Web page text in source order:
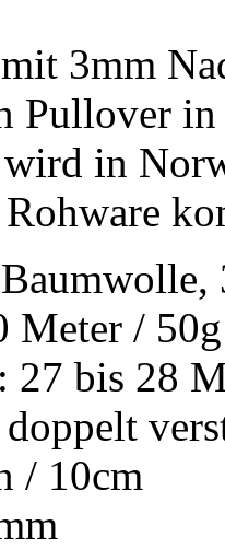
3mm
Pullover
in
Meter / 50g
27 bis 28
doppelt
/ 10cm